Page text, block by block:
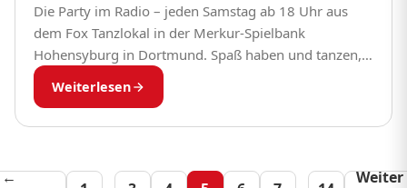
Die Party im Radio – jeden Samstag ab 18 Uhr aus
dem Fox Tanzlokal in der Merkur-Spielbank
Hohensyburg in Dortmund. Spaß haben und tanzen,
mitfeiern oder alles bei Schlager Radio...
Weiterlesen
←
Weiter